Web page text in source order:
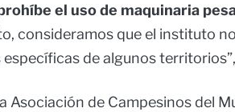
el uso de maquinaria
consideramos que el instituto
de algunos
Asociación de Campesinos del